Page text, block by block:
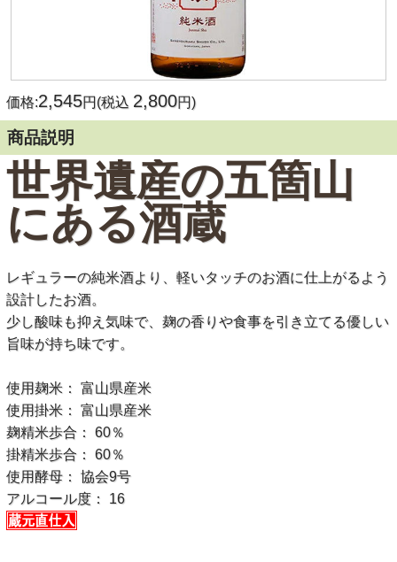
価格:2,545円(税込 2,800円)
商品説明
世界遺産の五箇山
にある酒蔵
レギュラーの純米酒より、軽いタッチのお酒に仕上がるよう
設計したお酒。
少し酸味も抑え気味で、麹の香りや食事を引き立てる優しい
旨味が持ち味です。
使用麹米： 富山県産米
使用掛米： 富山県産米
麹精米歩合： 60％
掛精米歩合： 60％
使用酵母： 協会9号
アルコール度： 16